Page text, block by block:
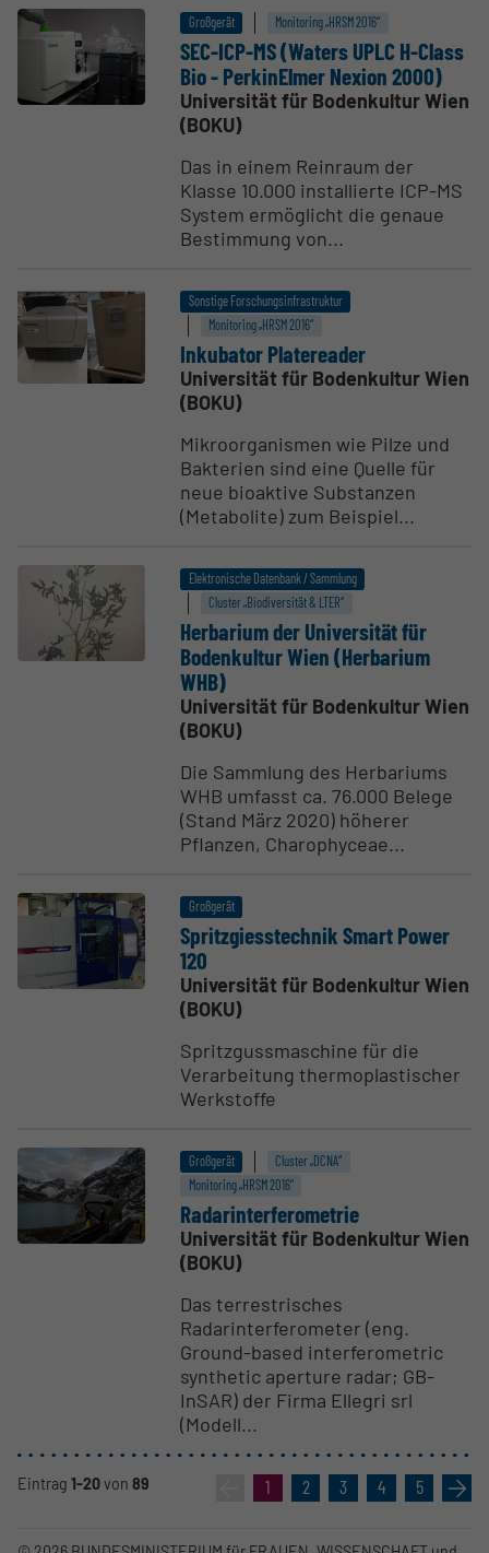
Großgerät Monitoring „HRSM 2016“
SEC-ICP-MS (Waters UPLC H-Class
Bio - Perki­nElmer Nexion 2000)
Universität für Bodenkultur Wien
(BOKU)
Das in einem Reinraum der
Klasse 10.000 installierte ICP-MS
System ermöglicht die genaue
Bestimmung von...
Sonstige Forschungsinfrastruktur
Monitoring „HRSM 2016“
Inkubator Plate­reader
Universität für Bodenkultur Wien
(BOKU)
Mikroorganismen wie Pilze und
Bakterien sind eine Quelle für
neue bioaktive Substanzen
(Metabolite) zum Beispiel...
Elektronische Datenbank / Sammlung
Cluster „Biodiversität & LTER“
Herbarium der Univer­sität für
Boden­kultur Wien (Herbarium
WHB)
Universität für Bodenkultur Wien
(BOKU)
Die Sammlung des Herbariums
WHB umfasst ca. 76.000 Belege
(Stand März 2020) höherer
Pflanzen, Charophyceae...
Großgerät
Spritz­gies­s­technik Smart Power
120
Universität für Bodenkultur Wien
(BOKU)
Spritzgussmaschine für die
Verarbeitung thermoplastischer
Werkstoffe
Großgerät
Cluster „DCNA“
Monitoring „HRSM 2016“
Radar­in­ter­fe­ro­metrie
Universität für Bodenkultur Wien
(BOKU)
Das terrestrisches
Radarinterferometer (eng.
Ground-based interferometric
synthetic aperture radar; GB-
InSAR) der Firma Ellegri srl
(Modell...
Eintrag 1-20von 89 1 2 3 4 5 »